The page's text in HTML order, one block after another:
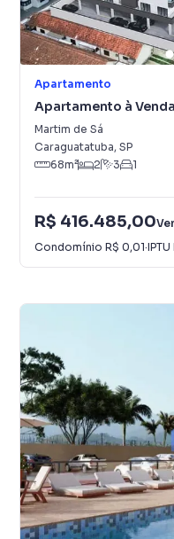
Apartamento
Apartamento à
Martim de Sá
Caraguatatuba, SP
68m² 2 3 1
R$ 416.485,00
Condomínio R$ 0,01·IPTU